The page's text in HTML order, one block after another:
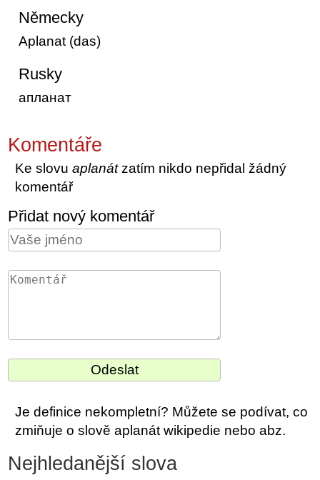
Německy
Aplanat (das)
Rusky
апланат
Komentáře
Ke slovuaplanátzatím nikdo nepřidal žádný
komentář
Přidat nový komentář
Je definice nekompletní? Můžete se podívat, co
zmiňuje o slově aplanát wikipedie nebo abz.
Nejhledanější slova